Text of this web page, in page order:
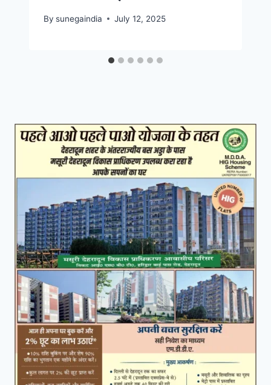
By sunegaindia July 12, 2025